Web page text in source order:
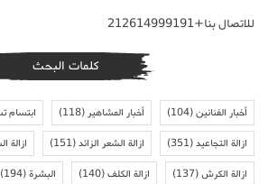
للاتصال بنا+212614999191
كلمات البحث
أخبار الفنانين(104) أخبار المشاهير(118) ابتسام
ازالة التجاعيد(351) ازالة الشعر الزائد(151) ازالة
ازالة الكرش(137) ازالة الكلف(140) البشرة(194)